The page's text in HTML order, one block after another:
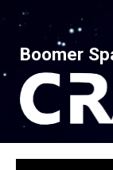
Boomer